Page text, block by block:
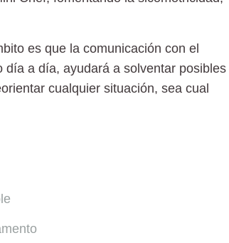
es que la comunicación con el
a día, ayudará a solventar posibles
cualquier situación, sea cual